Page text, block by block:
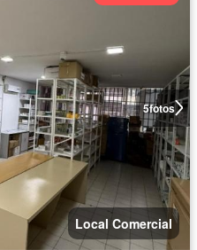
5fotos
Local Comercial